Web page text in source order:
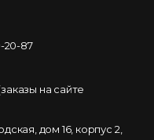
20-87
на сайте
дом 16, корпус 2,